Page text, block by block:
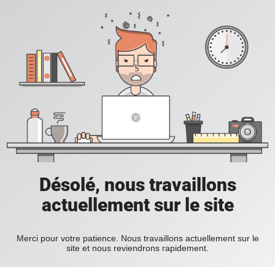
Désolé, nous travaillons
actuellement sur le site
Merci pour votre patience. Nous travaillons actuellement sur le
site et nous reviendrons rapidement.